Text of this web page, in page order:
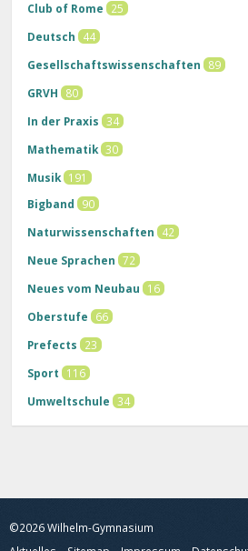
Club of Rome
25
Deutsch
44
Gesellschaftswissenschaften
89
GRVH
80
In der Praxis
34
Mathematik 30
Musik 191
Bigband
90
Naturwissenschaften
42
Neue Sprachen 72
Neues vom Neubau
16
Oberstufe
66
Prefects
23
Sport
116
Umweltschule
34